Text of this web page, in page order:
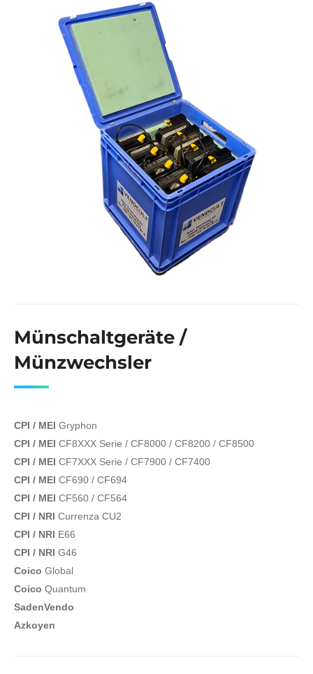
Münschaltgeräte /
Münzwechsler
CPI / MEI Gryphon
CPI / MEI CF8XXX Serie / CF8000 / CF8200 / CF8500
CPI / MEI CF7XXX Serie / CF7900 / CF7400
CPI / MEI CF690 / CF694
CPI / MEI CF560 / CF564
CPI / NRI Currenza CU2
CPI / NRI E66
CPI / NRI G46
Coico Global
Coico Quantum
SadenVendo
Azkoyen